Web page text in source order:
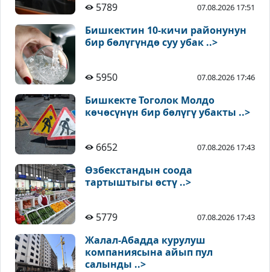
5789
07.08.2026 17:51
Бишкектин 10-кичи районунун
бир бөлүгүндө суу убак ..>
5950 07.08.2026 17:46
Бишкекте Тоголок Молдо
көчөсүнүн бир бөлүгү убакты ..>
6652 07.08.2026 17:43
Өзбекстандын соода
тартыштыгы өстү ..>
5779 07.08.2026 17:43
Жалал-Абадда курулуш
компаниясына айып пул
салынды ..>